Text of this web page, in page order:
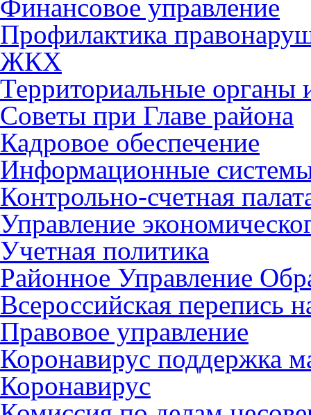
Финансовое управление
Профилактика
ЖКХ
Территориальные органы
Советы при Главе района
Кадровое обеспечение
Информационные
Контрольно-счетная
Управление
Учетная политика
Районное Управление
Всероссийская перепись
Правовое управление
Коронавирус поддержка
Коронавирус